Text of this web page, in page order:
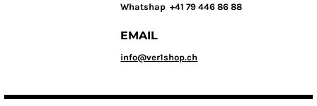
Whatshap +41 79 446 86 88
EMAIL
info@ver1shop.ch